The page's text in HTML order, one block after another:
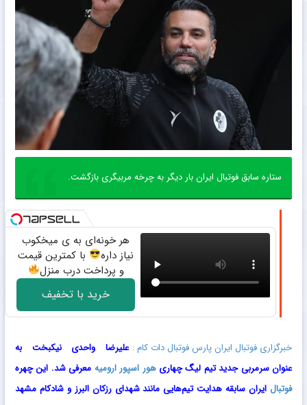
ستاره سابق فوتبال ایران بار دیگر به چرخه مربیگری بازگشت.
هر خونه‌ای به ی میخکوب
نیاز داره
با کمترین قیمت
و پرداخت درب منزل
خرید با تخفیف
خبرگزاری فوتبال ایران پارس فوتبال دات کام : علیرضا واحدی نیکبخت به‌
عنوان سرمربی جدید تیم لیگ ‌چهاریهور اسپور ارومیه معرفی شد. این چهره
فوتبال ایران سابقه هدایت تیم‌هایی مانند شهدای‌ رزکان البرز و شادکام مشهد